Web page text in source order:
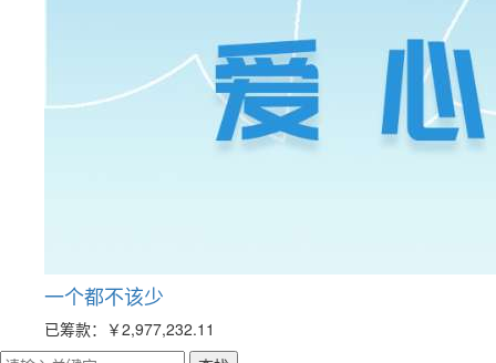
一个都不该少
已筹款： ￥2,977,232.11